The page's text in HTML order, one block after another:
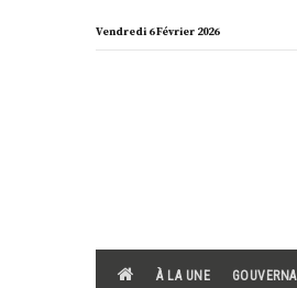
Vendredi 6 Février 2026
À LA UNE